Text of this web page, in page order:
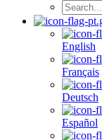
English
Français
Deutsch
Español